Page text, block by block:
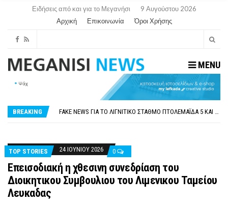
Ειδήσεις από και για το Μεγανήσι
9 Αυγούστου 2026
Αρχική
Επικοινωνία Όροι Χρήσης
MENU
BREAKING
ΠΑΡΑΙΤΉΘΗΚΕ Η ΑΝΤΙΔΉΜΑΡΧΟΣ ΠΟΛΙΤΙΣΜΟΎ ΜΕΓΑΝΗΣΊΟΥ Κ . ΕΥΑΓΓΕΛΊΑ ΜΕΛΆ. Η ΕΠΙΣΤΟΛΉ ΤΗΣ ΠΑΡΑΊΤΗΣΗΣ
FAKE NEWS ΓΙΑ ΤΟ ΛΙΓΝΙΤΙΚΌ ΣΤΑΘΜΌ ΠΤΟΛΕΜΑΪ́ΔΑ 5 ΚΑΙ ΤΗΝ ΕΝΕΡΓΕΙΑΚΉ ΑΣΦΆΛΕΙΑ ΤΗΣ ΧΏΡΑΣ
TOP STORIES
24 ΙΟΥΝΊΟΥ 2026 0
Επεισοδιακή η χθεσινη συνεδρίαση του
Διοικητικου Συμβουλιου του Λιμενικου Ταμείου
Λευκαδας